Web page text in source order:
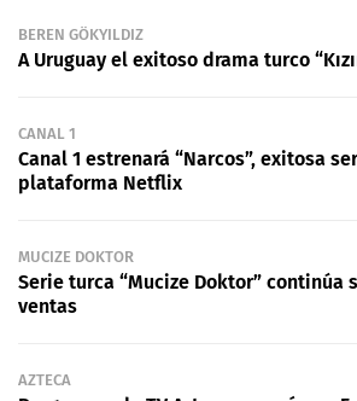
BEREN GÖKYILDIZ
A Uruguay el exitoso drama turco
CANAL 1
Canal 1 estrenará “Narcos”, exitosa
plataforma Netflix
MUCIZE DOKTOR
Serie turca “Mucize Doktor” continúa
ventas
AZTECA